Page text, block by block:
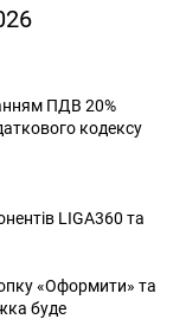
ПДВ 20%
кодексу
LIGA360 та
«Оформити» та
буде